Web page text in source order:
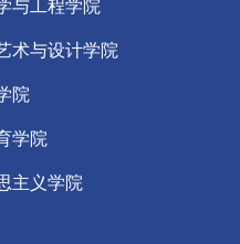
与工程学院
术与设计学院
院
学院
主义学院